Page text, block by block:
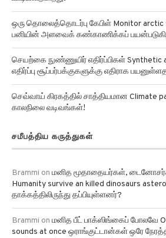
ஒரு தொலைத்தொடர்பு கேபிள் Monitor arctic
பனியின் அளவைக் கண்காணிக்கப்
செயற்கை நுண்ணுயிர் எதிர்ப்பிகள் Synthetic
எதிர்ப்பு சூப்பர்பக்குகளுக்கு எதிராக
செவ்வாய் கிரகத்தில் சாத்தியமான Climate
காலநிலை வடிவங்கள்!
Humanity survive an killed dinosaurs
தாக்கத்திலிருந்து தப்பியுள்ளனர்?
Brammionமனித பீட் பாக்ஸிங்கைப் போலவே
sounds at once ஒராங்குட்டான்கள் ஒரே
எழுப்ப முடியும் என்று ஆய்வுகள்